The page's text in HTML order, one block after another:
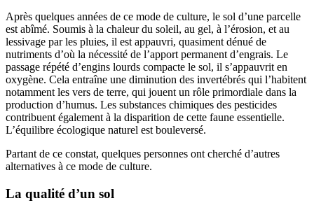
Après quelques années de ce mode de culture, le sol d’une parcelle
est abîmé. Soumis à la chaleur du soleil, au gel, à l’érosion, et au
lessivage par les pluies, il est appauvri, quasiment dénué de
nutriments d’où la nécessité de l’apport permanent d’engrais. Le
passage répété d’engins lourds compacte le sol, il s’appauvrit en
oxygène. Cela entraîne une diminution des invertébrés qui l’habitent
notamment les vers de terre, qui jouent un rôle primordiale dans la
production d’humus. Les substances chimiques des pesticides
contribuent également à la disparition de cette faune essentielle.
L’équilibre écologique naturel est bouleversé.
Partant de ce constat, quelques personnes ont cherché d’autres
alternatives à ce mode de culture.
La qualité d’un sol